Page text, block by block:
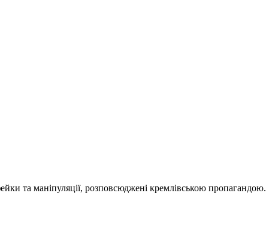
та маніпуляції, розповсюджені кремлівською пропагандою.